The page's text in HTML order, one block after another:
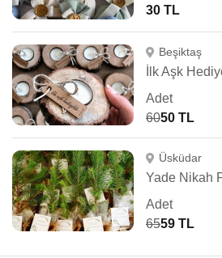
30 TL
Beşiktaş
İlk Aşk
Adet
6050 TL
Üsküdar
Yade Nikah
Adet
6559 TL